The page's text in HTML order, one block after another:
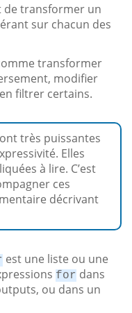
transformer un
sur chacun des
transformer
modifier
filtrer certains.
très puissantes
Elles
à lire. C’est
ces
décrivant
est une liste ou une
for dans
ou dans un